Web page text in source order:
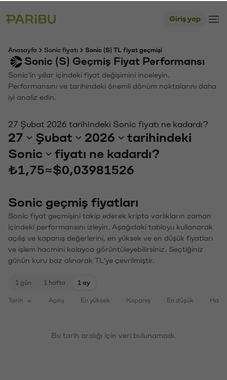
Giriş yap
Anasayfa Sonic fiyatı Sonic (S) TL fiyat geçmişi
Sonic (S) Geçmiş Fiyat Performansı
Sonic'in yıllar içindeki fiyat değişimini inceleyin.
Performansını ve tarihindeki önemli dönüm noktalarını daha
iyi analiz edin.
27 Şubat 2026 tarihindeki Sonic fiyatı ne kadardı?
27 Şubat 2026
tarihindeki
Sonic
fiyatı ne kadardı?
₺1,75≈$0,03981526
Sonic geçmiş fiyatları
Sonic fiyat geçmişini takip ederek kripto varlıkların zaman
içindeki performansını izleyin. Aşağıdaki tabloyu kullanarak
açılış ve kapanış değerlerini, en yüksek ve en düşük fiyatları
ve işlem hacmini kolayca görüntüleyebilirsiniz. Seçtiğiniz
günün kuru baz alınarak TL'ye çevrilmiştir.
1 gün 1 hafta 1 ay
Tarih Açılış En yüksek Kapanış En düşük
Bu tarih aralığı için veri bulunamadı.